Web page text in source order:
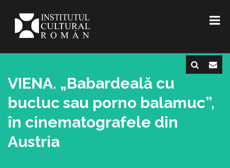
VIENA. „Babardeală cu
bucluc sau porno balamuc”,
în cinematografele din
Austria